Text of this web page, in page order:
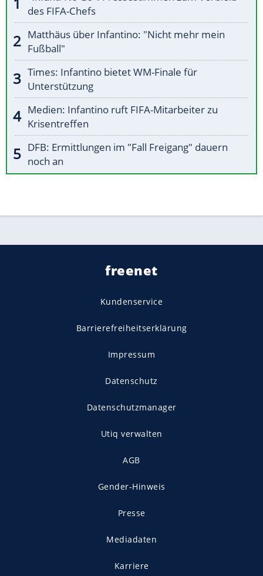
des FIFA-Chefs
Matthäus über Infantino: "Nicht mehr mein
Fußball"
Times: Infantino bietet WM-Finale für
Unterstützung
Medien: Infantino ruft FIFA-Mitarbeiter zu
Krisentreffen
DFB: Ermittlungen im "Fall Freigang" dauern
noch an
freenet
Kundenservice
Barrierefreiheitserklärung
Impressum
Datenschutz
Datenschutzmanager
Utiq verwalten
AGB
Gender-Hinweis
Presse
Mediadaten
Karriere